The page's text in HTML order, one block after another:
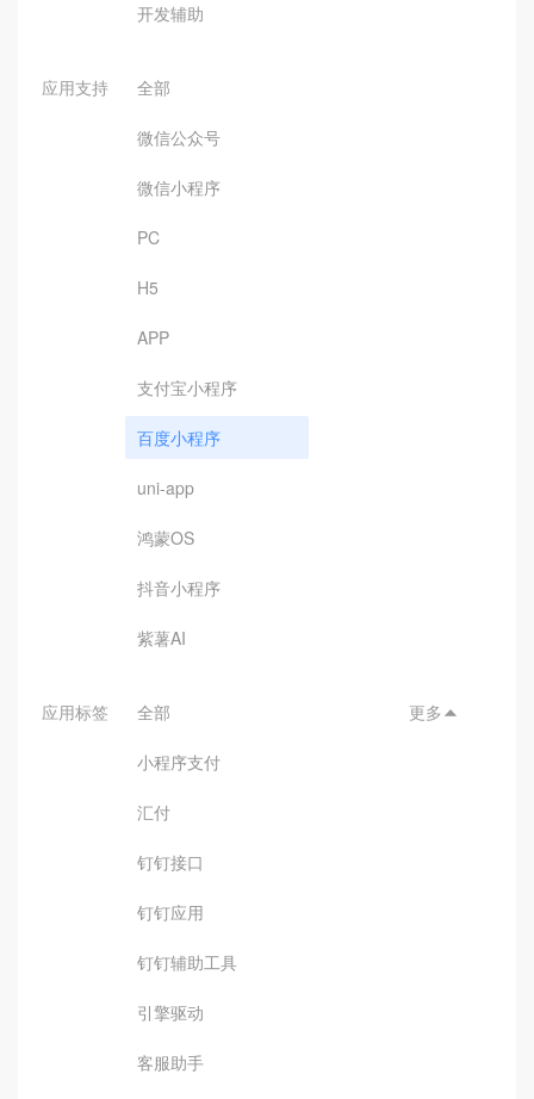
开发辅助
应用支持 全部
微信公众号
微信小程序
PC
H5
APP
支付宝小程序
百度小程序
uni-app
鸿蒙OS
抖音小程序
紫薯AI
应用标签 全部
小程序支付
汇付
钉钉接口
钉钉应用
钉钉辅助工具
引擎驱动
客服助手
更多 